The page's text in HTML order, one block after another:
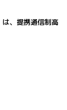
、提携通信制高